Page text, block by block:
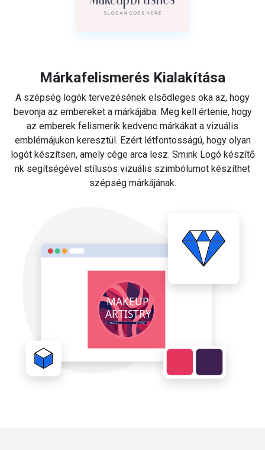
Márkafelismerés Kialakítása
A szépség logók tervezésének elsődleges oka az, hogy
bevonja az embereket a márkájába. Meg kell értenie, hogy
az emberek felismerik kedvenc márkákat a vizuális
emblémájukon keresztül. Ezért létfontosságú, hogy olyan
logót készítsen, amely cége arca lesz. Smink Logó készítő
nk segítségével stílusos vizuális szimbólumot készíthet
szépség márkájának.